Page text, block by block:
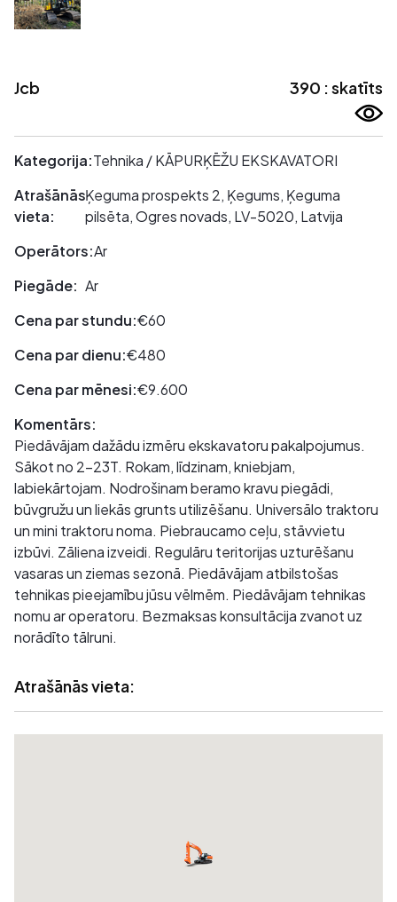
Jcb 390 : skatīts
Kategorija:Tehnika / KĀPURĶĒŽU EKSKAVATORI
Atrašānās
vieta:
Ķeguma prospekts 2, Ķegums, Ķeguma
pilsēta, Ogres novads, LV-5020, Latvija
Operātors:Ar
Piegāde: Ar
Cena par stundu:€60
Cena par dienu:€480
Cena par mēnesi:€9.600
Komentārs:
Piedāvājam dažādu izmēru ekskavatoru pakalpojumus.
Sākot no 2-23T. Rokam, līdzinam, kniebjam,
labiekārtojam. Nodrošinam beramo kravu piegādi,
būvgružu un liekās grunts utilizēšanu. Universālo traktoru
un mini traktoru noma. Piebraucamo ceļu, stāvvietu
izbūvi. Zāliena izveidi. Regulāru teritorijas uzturēšanu
vasaras un ziemas sezonā. Piedāvājam atbilstošas
tehnikas pieejamību jūsu vēlmēm. Piedāvājam tehnikas
nomu ar operatoru. Bezmaksas konsultācija zvanot uz
norādīto tālruni.
Atrašānās vieta: